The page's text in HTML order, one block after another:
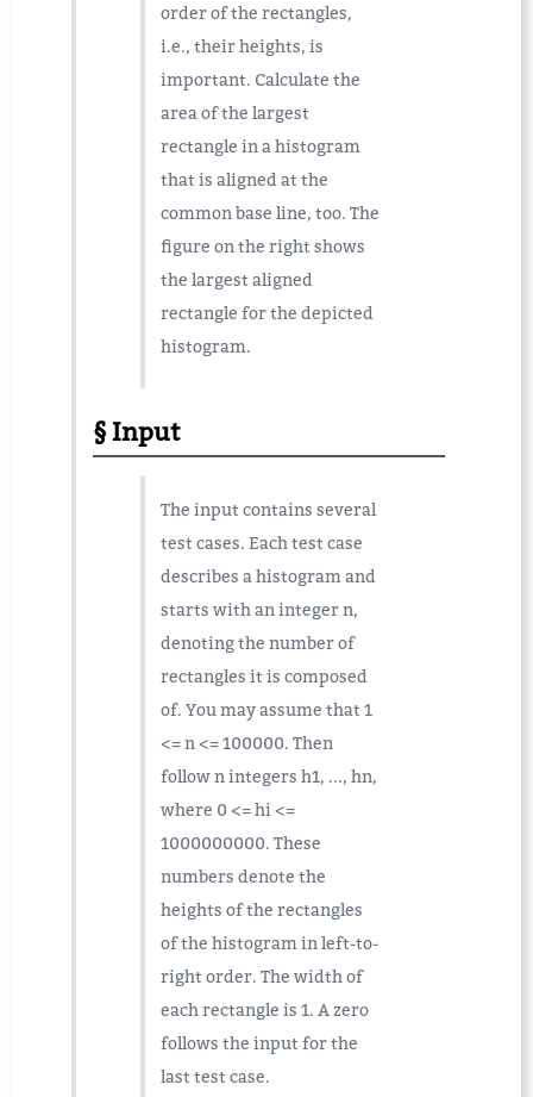
order of the rectangles,
i.e., their heights, is
important. Calculate the
area of the largest
rectangle in a histogram
that is aligned at the
common base line, too. The
figure on the right shows
the largest aligned
rectangle for the depicted
histogram.
Input
The input contains several
test cases. Each test case
describes a histogram and
starts with an integer n,
denoting the number of
rectangles it is composed
of. You may assume that 1
<= n <= 100000. Then
follow n integers h1, ..., hn,
where 0 <= hi <=
1000000000. These
numbers denote the
heights of the rectangles
of the histogram in left-to-
right order. The width of
each rectangle is 1. A zero
follows the input for the
last test case.